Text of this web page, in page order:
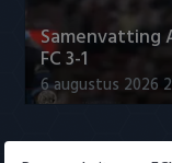
Samenvatting
FC 3-1
6 augustus 2026